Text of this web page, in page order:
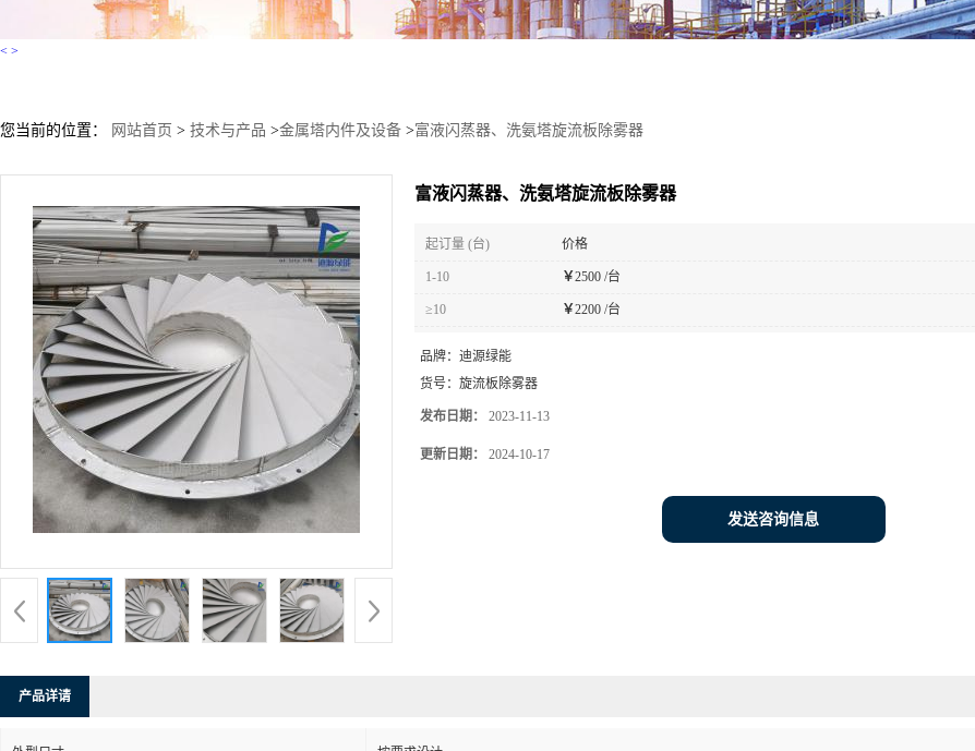
< >
您当前的位置： 网站首页 > 技术与产品 >金属塔内件及设备 >富液闪蒸器、洗氨塔旋流板除雾器
富液闪蒸器、洗氨塔旋流板除雾器
起订量 (台) 价格
1-10 ￥2500 /台
≥10 ￥2200 /台
品牌： 迪源绿能
货号： 旋流板除雾器
发布日期： 2023-11-13
更新日期： 2024-10-17
发送咨询信息
产品详请